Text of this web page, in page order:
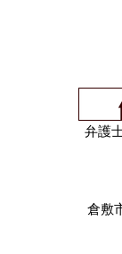
弁護
倉敷